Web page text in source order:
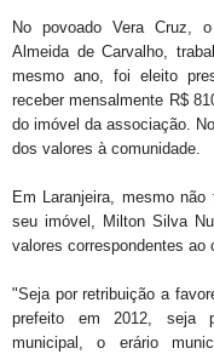
No povoado Vera Cruz,
Almeida de Carvalho,
mesmo ano, foi eleito
receber mensalmente R$
do imóvel da associação.
dos valores à comunidade.
Em Laranjeira, mesmo
seu imóvel, Milton Silva
valores correspondentes ao
"Seja por retribuição a
prefeito em 2012, seja
municipal, o erário